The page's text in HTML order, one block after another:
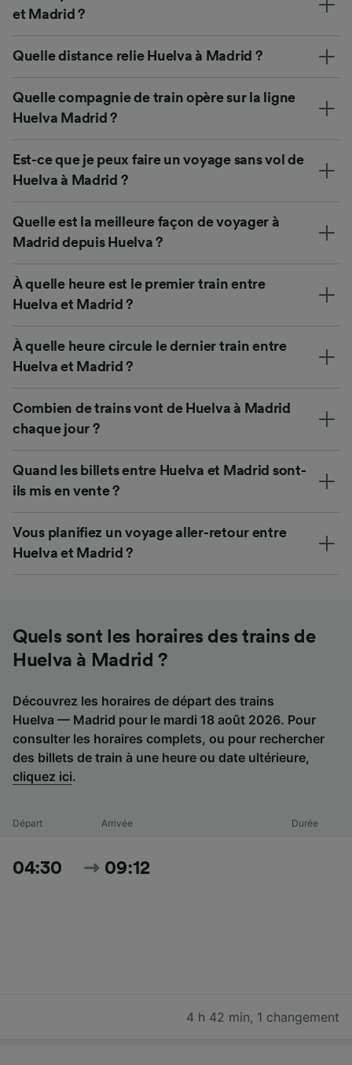
et Madrid ?
Quelle distance relie Huelva à Madrid ?
Quelle compagnie de train opère sur la ligne
Huelva Madrid ?
Est-ce que je peux faire un voyage sans vol de
Huelva à Madrid ?
Quelle est la meilleure façon de voyager à
Madrid depuis Huelva ?
À quelle heure est le premier train entre
Huelva et Madrid ?
À quelle heure circule le dernier train entre
Huelva et Madrid ?
Combien de trains vont de Huelva à Madrid
chaque jour ?
Quand les billets entre Huelva et Madrid sont-
ils mis en vente ?
Vous planifiez un voyage aller-retour entre
Huelva et Madrid ?
Quels sont les horaires des trains de
Huelva à Madrid ?
Découvrez les horaires de départ des trains
Huelva — Madrid pour le mardi 18 août 2026. Pour
consulter les horaires complets, ou pour rechercher
des billets de train à une heure ou date ultérieure,
cliquez ici.
Départ Arrivée Durée
04:30 09:12
4 h 42 min, 1 changement